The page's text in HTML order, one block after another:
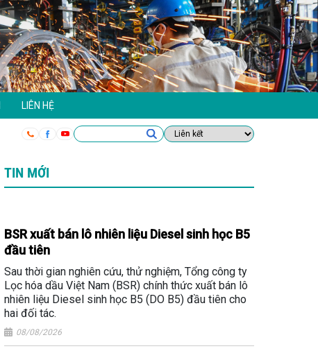
LIÊN HỆ
TIN MỚI
BSR xuất bán lô nhiên liệu Diesel sinh học B5
đầu tiên
Sau thời gian nghiên cứu, thử nghiệm, Tổng công ty
Lọc hóa dầu Việt Nam (BSR) chính thức xuất bán lô
nhiên liệu Diesel sinh học B5 (DO B5) đầu tiên cho
hai đối tác.
08/08/2026